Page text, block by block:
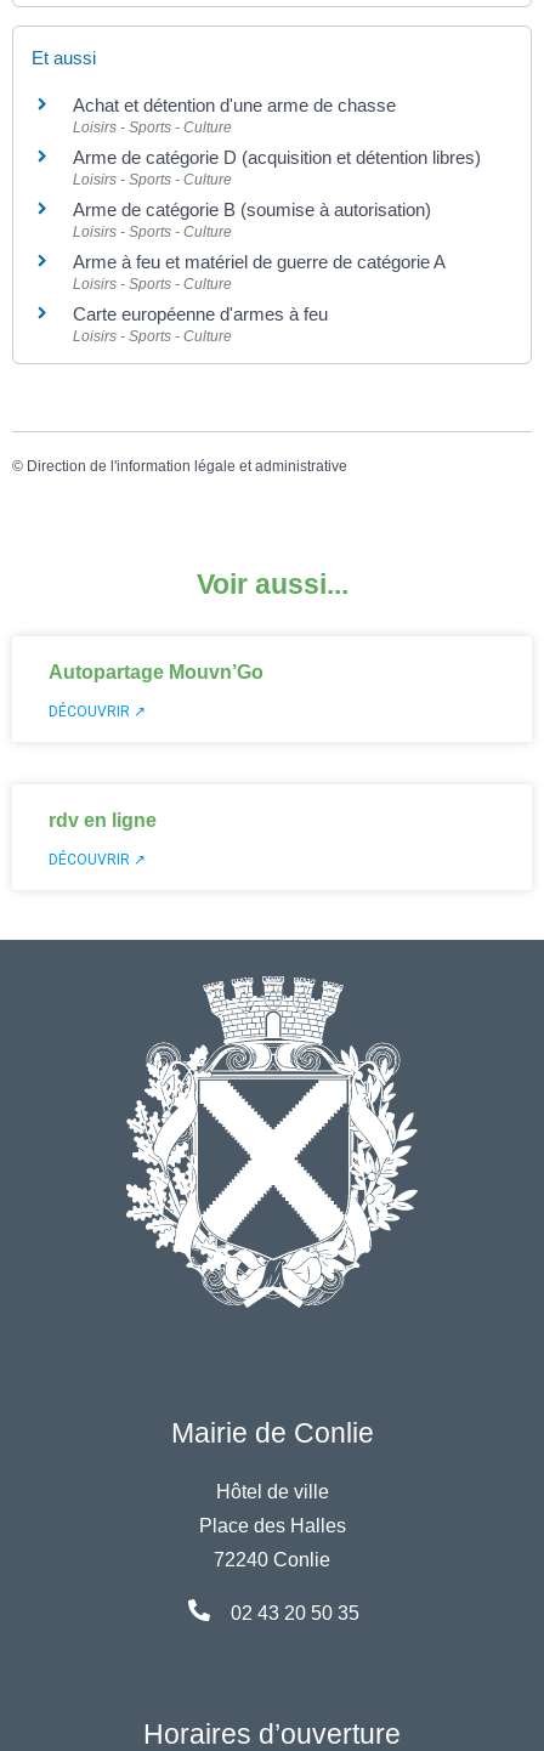
Et aussi
Achat et détention d'une arme de chasse
Loisirs - Sports - Culture
Arme de catégorie D (acquisition et détention libres)
Loisirs - Sports - Culture
Arme de catégorie B (soumise à autorisation)
Loisirs - Sports - Culture
Arme à feu et matériel de guerre de catégorie A
Loisirs - Sports - Culture
Carte européenne d'armes à feu
Loisirs - Sports - Culture
© Direction de l'information légale et administrative
Voir aussi...
Autopartage Mouvn’Go
DÉCOUVRIR ↗
rdv en ligne
DÉCOUVRIR ↗
Mairie de Conlie
Hôtel de ville
Place des Halles
72240 Conlie
02 43 20 50 35
Horaires d’ouverture